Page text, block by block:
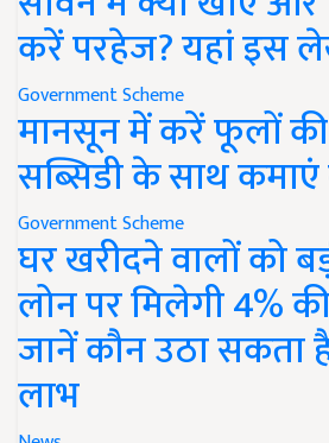
करें परहेज? यहां इस
Government Scheme
मानसून में करें फूलों
सब्सिडी के साथ कमाएं
Government Scheme
घर खरीदने वालों को
लोन पर मिलेगी 4%
जानें कौन उठा सकता
लाभ